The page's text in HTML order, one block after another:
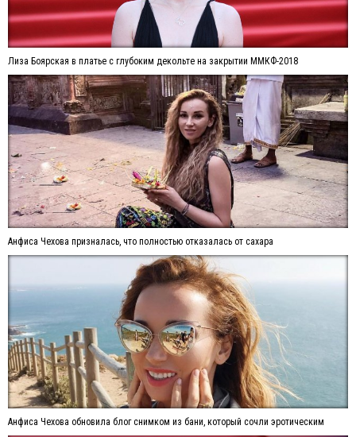
Лиза Боярская в платье с глубоким декольте на закрытии ММКФ-2018
Анфиса Чехова призналась, что полностью отказалась от сахара
Анфиса Чехова обновила блог снимком из бани, который сочли эротическим